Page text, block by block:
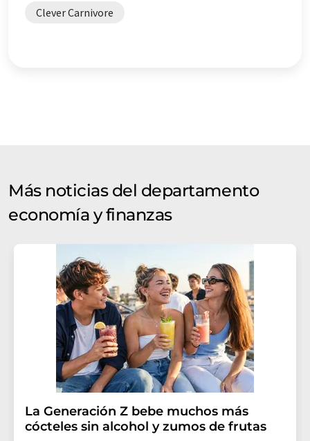
Clever Carnivore
Más noticias del departamento
economía y finanzas
La Generación Z bebe muchos más
cócteles sin alcohol y zumos de frutas